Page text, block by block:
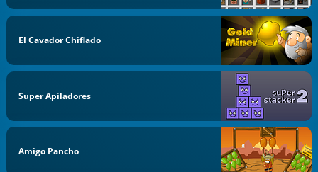
El Cavador Chiflado
Super Apiladores
Amigo Pancho